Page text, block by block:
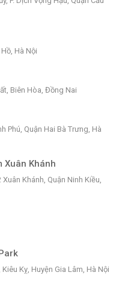
Hà Nội
Biên Hòa, Đồng Nai
Phú, Quận Hai Bà Trưng, Hà
Xuân Khánh
Khánh, Quận Ninh Kiều,
Kỵ, Huyện Gia Lâm, Hà Nội